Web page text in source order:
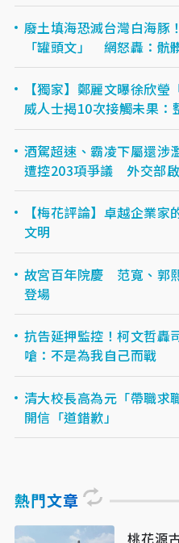
廢土填海恐滅台灣白海豚
「罐頭文」 網怒轟：骯
【獨家】鄭麗文曝徐欣
威人士揭10次接觸未果：
酒駕超速、霸凌下屬還涉
遭控203項爭議 外交部
【梅花評論】卓越企業
文明
故宮百年院慶 范寬、郭
登場
抗告延押監控！柯文哲轟
嗆：不是為我自己而戰
清大校長高為元「帶職
開信「道錯歉」
熱門文章
桃花源